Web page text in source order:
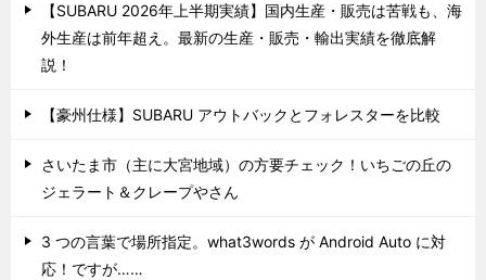
【SUBARU 2026年上半期実績】国内生産・販売は苦戦も、海
外生産は前年超え。最新の生産・販売・輸出実績を徹底解
説！
【豪州仕様】SUBARU アウトバックとフォレスターを比較
さいたま市（主に大宮地域）の方要チェック！いちごの丘の
ジェラート＆クレープやさん
3 つの言葉で場所指定。what3words が Android Auto に対
応！ですが……